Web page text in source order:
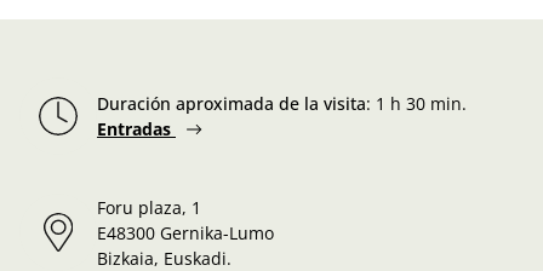
Duración aproximada de la visita: 1 h 30 min.
Entradas
Foru plaza, 1
E48300 Gernika-Lumo
Bizkaia, Euskadi.